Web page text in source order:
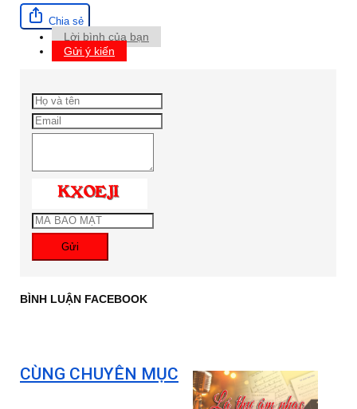
Chia sẻ
Lời bình của bạn
Gửi ý kiến
Gửi
BÌNH LUẬN FACEBOOK
CÙNG CHUYÊN MỤC